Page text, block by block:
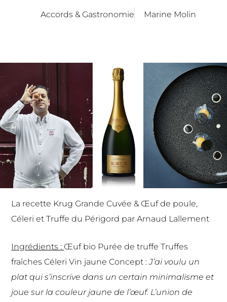
Accords & Gastronomie Marine Molin
La recette Krug Grande Cuvée & Œuf de poule,
Céleri et Truffe du Périgord par Arnaud Lallement
Ingrédients :Œuf bio Purée de truffe Truffes
fraîches Céleri Vin jaune Concept :J’ai voulu un
plat qui s’inscrive dans un certain minimalisme et
joue sur la couleur jaune de l’œuf. L’union de